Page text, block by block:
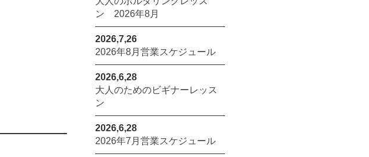
ン 2026年8月
2026,7,26
2026年8月営業スケジュール
2026,6,28
大人のためのビギナーレッス
ン
2026,6,28
2026年7月営業スケジュール